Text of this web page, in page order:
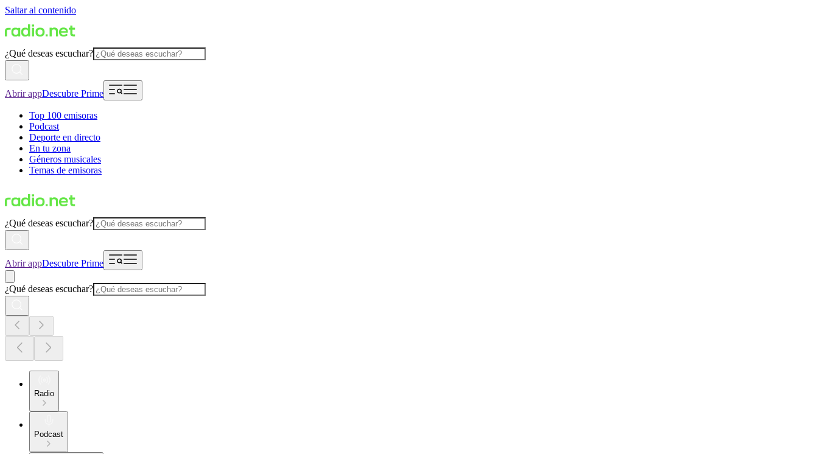
Saltar al contenido
¿Qué deseas escuchar?
Abrir appDescubre Prime
Top 100 emisoras
Podcast
Deporte en directo
En tu zona
Géneros musicales
Temas de emisoras
¿Qué deseas escuchar?
Abrir appDescubre Prime
¿Qué deseas escuchar?
Radio
Podcast